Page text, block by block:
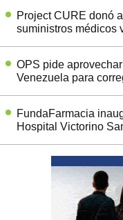
Project CURE donó
suministros médicos
OPS pide
Venezuela para
FundaFarmacia
Hospital Victorino